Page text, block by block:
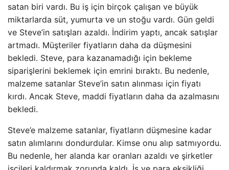
satan biri vardı. Bu iş için birçok çalışan ve büyük
miktarlarda süt, yumurta ve un stoğu vardı. Gün geldi
ve Steve’in satışları azaldı. İndirim yaptı, ancak satışlar
artmadı. Müşteriler fiyatların daha da düşmesini
bekledi. Steve, para kazanamadığı için bekleme
siparişlerini beklemek için emrini bıraktı. Bu nedenle,
malzeme satanlar Steve’in satın alınması için fiyatı
kırdı. Ancak Steve, maddi fiyatların daha da azalmasını
bekledi.
Steve’e malzeme satanlar, fiyatların düşmesine kadar
satın alımlarını dondurdular. Kimse onu alıp satmıyordu.
Bu nedenle, her alanda kar oranları azaldı ve şirketler